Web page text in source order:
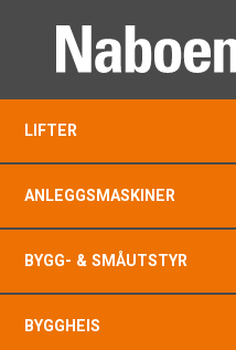
LIFTER
ANLEGGSMASKINER
BYGG- & SMÅUTSTYR
BYGGHEIS